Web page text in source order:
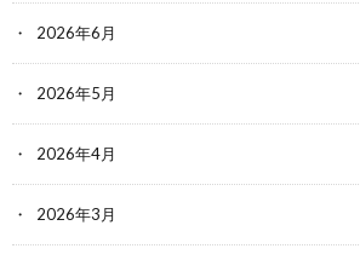
2026年6月
2026年5月
2026年4月
2026年3月